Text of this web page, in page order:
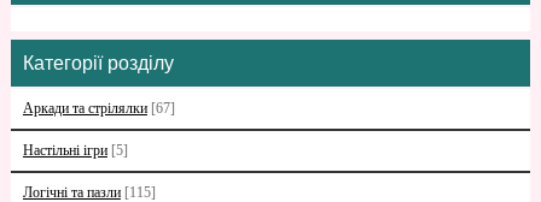
Категорії розділу
Аркади та стрілялки [67]
Настільні ігри [5]
Логічні та пазли [115]